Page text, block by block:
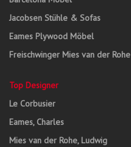
Jacobsen Stühle & Sofas
Eames Plywood Möbel
Freischwinger Mies van der Rohe
Top Designer
Le Corbusier
Eames, Charles
Mies van der Rohe, Ludwig